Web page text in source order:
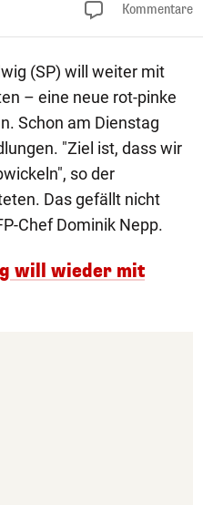
Kommentare
(SP) will weiter mit
– eine neue rot-pinke
Schon am Dienstag
"Ziel ist, dass wir
so der
Das gefällt nicht
Chef Dominik Nepp.
will wieder mit